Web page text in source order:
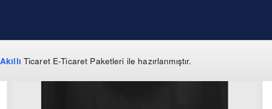
Akıllı Ticaret E-Ticaret Paketleri ile hazırlanmıştır.